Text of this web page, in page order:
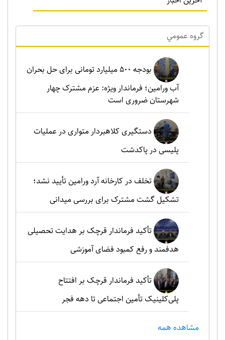
گروه عمومي
بودجه ۵۰۰ میلیارد تومانی برای حل بحران
آب ورامین؛ فرماندار ویژه: عزم مشترک چهار
شهرستان ضروری است
دستگیری کلاهبردار متواری در عملیات
پلیسی در پاکدشت
تخلف در کارخانه آرد ورامین تأیید نشد؛
تشکیل گشت مشترک برای بررسی میدانی
تأکید فرماندار قرچک بر هدایت تحصیلی
هدفمند و رفع کمبود فضای آموزشی
تأکید فرماندار قرچک بر افتتاح
پلی‌کلینیک تأمین اجتماعی تا دهه فجر
مشاهده همه